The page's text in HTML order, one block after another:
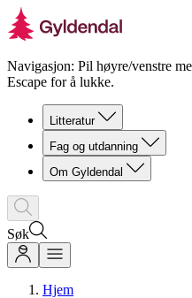
Navigasjon: Pil høyre/venstre
Escape for å lukke.
Litteratur
Fag og utdanning
Om Gyldendal
Søk
Hjem